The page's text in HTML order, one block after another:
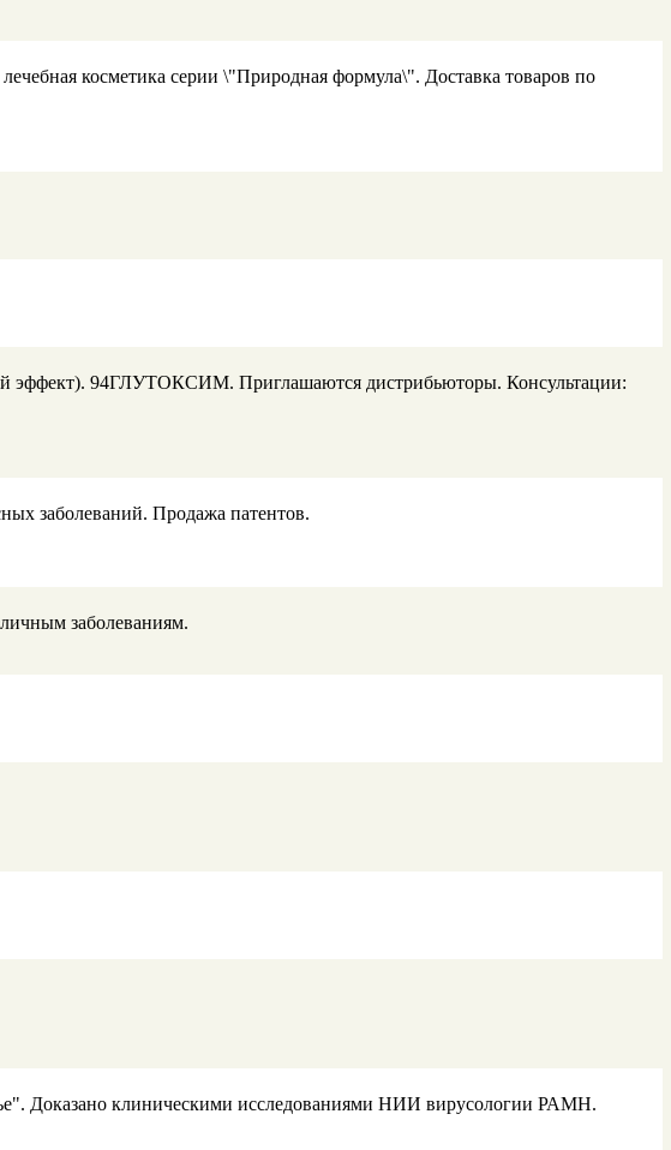
косметика серии \"Природная формула\". Доставка товаров по
эффект). 94ГЛУТОКСИМ. Приглашаются дистрибьюторы. Консультации:
заболеваний. Продажа патентов.
заболеваниям.
Доказано клиническими исследованиями НИИ вирусологии РАМН.